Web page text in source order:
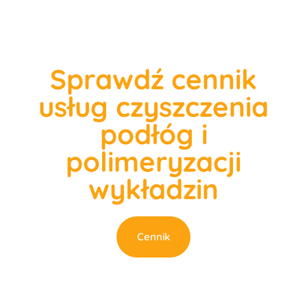
Sprawdź cennik
usług czyszczenia
podłóg i
polimeryzacji
wykładzin
Cennik